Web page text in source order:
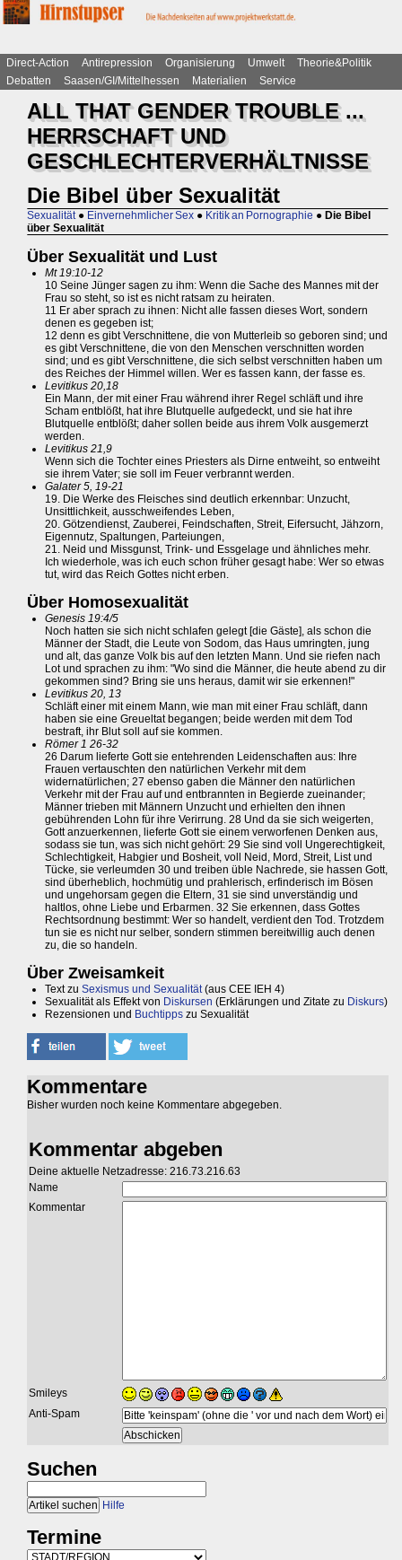
Direct-Action Antirepression Organisierung Umwelt
Theorie&Politik
Debatten
Saasen/GI/Mittelhessen Materialien Service
ALL THAT GENDER TROUBLE ...
HERRSCHAFT UND
GESCHLECHTERVERHÄLTNISSE
Die Bibel über Sexualität
Sexualität ● Einvernehmlicher Sex ● Kritik an Pornographie ● Die Bibel
über Sexualität
Über Sexualität und Lust
Mt 19:10-12
10 Seine Jünger sagen zu ihm: Wenn die Sache des Mannes mit der
Frau so steht, so ist es nicht ratsam zu heiraten.
11 Er aber sprach zu ihnen: Nicht alle fassen dieses Wort, sondern
denen es gegeben ist;
12 denn es gibt Verschnittene, die von Mutterleib so geboren sind; und
es gibt Verschnittene, die von den Menschen verschnitten worden
sind; und es gibt Verschnittene, die sich selbst verschnitten haben um
des Reiches der Himmel willen. Wer es fassen kann, der fasse es.
Levitikus 20,18
Ein Mann, der mit einer Frau während ihrer Regel schläft und ihre
Scham entblößt, hat ihre Blutquelle aufgedeckt, und sie hat ihre
Blutquelle entblößt; daher sollen beide aus ihrem Volk ausgemerzt
werden.
Levitikus 21,9
Wenn sich die Tochter eines Priesters als Dirne entweiht, so entweiht
sie ihrem Vater; sie soll im Feuer verbrannt werden.
Galater 5, 19-21
19. Die Werke des Fleisches sind deutlich erkennbar: Unzucht,
Unsittlichkeit, ausschweifendes Leben,
20. Götzendienst, Zauberei, Feindschaften, Streit, Eifersucht, Jähzorn,
Eigennutz, Spaltungen, Parteiungen,
21. Neid und Missgunst, Trink- und Essgelage und ähnliches mehr.
Ich wiederhole, was ich euch schon früher gesagt habe: Wer so etwas
tut, wird das Reich Gottes nicht erben.
Über Homosexualität
Genesis 19:4/5
Noch hatten sie sich nicht schlafen gelegt [die Gäste], als schon die
Männer der Stadt, die Leute von Sodom, das Haus umringten, jung
und alt, das ganze Volk bis auf den letzten Mann. Und sie riefen nach
Lot und sprachen zu ihm: "Wo sind die Männer, die heute abend zu dir
gekommen sind? Bring sie uns heraus, damit wir sie erkennen!"
Levitikus 20, 13
Schläft einer mit einem Mann, wie man mit einer Frau schläft, dann
haben sie eine Greueltat begangen; beide werden mit dem Tod
bestraft, ihr Blut soll auf sie kommen.
Römer 1 26-32
26 Darum lieferte Gott sie entehrenden Leidenschaften aus: Ihre
Frauen vertauschten den natürlichen Verkehr mit dem
widernatürlichen; 27 ebenso gaben die Männer den natürlichen
Verkehr mit der Frau auf und entbrannten in Begierde zueinander;
Männer trieben mit Männern Unzucht und erhielten den ihnen
gebührenden Lohn für ihre Verirrung. 28 Und da sie sich weigerten,
Gott anzuerkennen, lieferte Gott sie einem verworfenen Denken aus,
sodass sie tun, was sich nicht gehört: 29 Sie sind voll Ungerechtigkeit,
Schlechtigkeit, Habgier und Bosheit, voll Neid, Mord, Streit, List und
Tücke, sie verleumden 30 und treiben üble Nachrede, sie hassen Gott,
sind überheblich, hochmütig und prahlerisch, erfinderisch im Bösen
und ungehorsam gegen die Eltern, 31 sie sind unverständig und
haltlos, ohne Liebe und Erbarmen. 32 Sie erkennen, dass Gottes
Rechtsordnung bestimmt: Wer so handelt, verdient den Tod. Trotzdem
tun sie es nicht nur selber, sondern stimmen bereitwillig auch denen
zu, die so handeln.
Über Zweisamkeit
Text zu Sexismus und Sexualität(aus CEE IEH 4)
Sexualität als Effekt von Diskursen (Erklärungen und Zitate zu Diskurs)
Rezensionen und Buchtipps zu Sexualität
Kommentare
Bisher wurden noch keine Kommentare abgegeben.
Kommentar abgeben
Deine aktuelle Netzadresse: 216.73.216.63
Name
Kommentar
Smileys
Anti-Spam
Suchen
Hilfe
Termine